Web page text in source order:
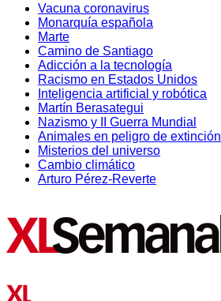
Vacuna coronavirus
Monarquía española
Marte
Camino de Santiago
Adicción a la tecnología
Racismo en Estados Unidos
Inteligencia artificial y robótica
Martín Berasategui
Nazismo y II Guerra Mundial
Animales en peligro de extinción
Misterios del universo
Cambio climático
Arturo Pérez-Reverte